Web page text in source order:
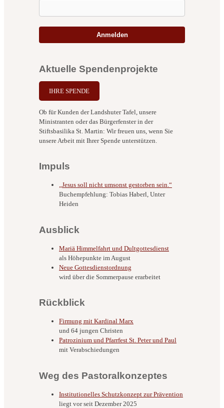
Anmelden
Aktuelle Spendenprojekte
IHRE SPENDE
Ob für Kunden der Landshuter Tafel, unsere
Ministranten oder das Bürgerfenster in der
Stiftsbasilika St. Martin: Wir freuen uns, wenn Sie
unsere Arbeit mit Ihrer Spende unterstützen.
Impuls
„Jesus soll nicht umsonst gestorben sein.“
Buchempfehlung: Tobias Haberl, Unter
Heiden
Ausblick
Mariä Himmelfahrt und Dultgottesdienst
als Höhepunkte im August
Neue Gottesdienstordnung
wird über die Sommerpause erarbeitet
Rückblick
Firmung mit Kardinal Marx
und 64 jungen Christen
Patrozinium und Pfarrfest St. Peter und Paul
mit Verabschiedungen
Weg des Pastoralkonzeptes
Institutionelles Schutzkonzept zur Prävention
liegt vor seit Dezember 2025